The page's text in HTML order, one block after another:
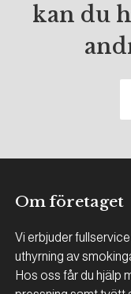
kan du
Om företaget
Vi erbjuder
uthyrning av
Hos oss får du hjälp